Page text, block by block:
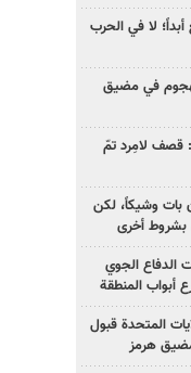
أبداً؛ لا في الحرب
في مضيق
قصف لامِرد تمّ
بات وشيكاً، لكن
أخرى
الدفاع الجوي
أبواب المنطقة
المتحدة قبول
هرمز